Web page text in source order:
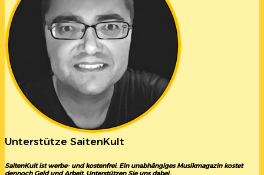
Unterstütze SaitenKult
SaitenKult ist werbe- und kostenfrei. Ein unabhängiges Musikmagazin kostet